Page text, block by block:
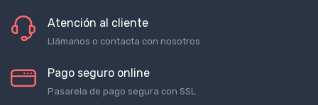
Atención al cliente
Llámanos o contacta con nosotros
Pago seguro online
Pasarela de pago segura con SSL